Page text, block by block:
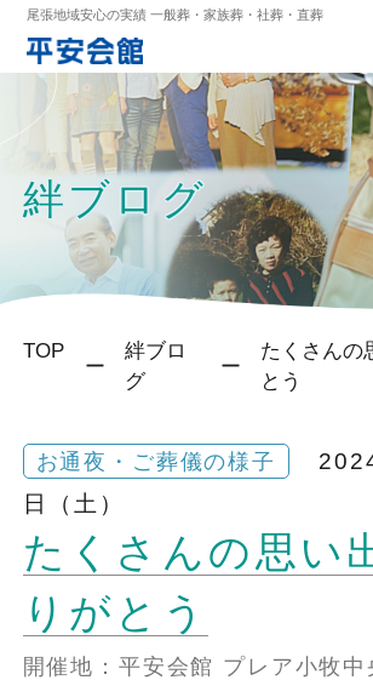
尾張地域安心の実績 一般葬・家族葬・社葬・直葬
絆ブログ
TOP
絆ブロ
グ
たくさんの
とう
お通夜・ご葬儀の様子
日（土）
たくさんの思い
りがとう
開催地：平安会館 プレア小牧中